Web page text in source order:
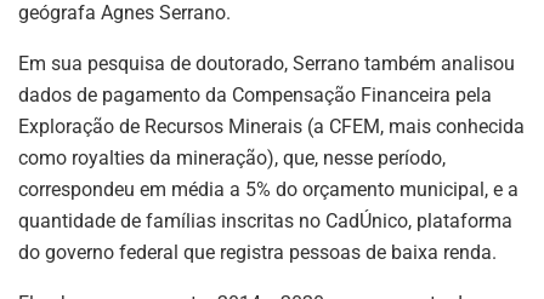
geógrafa Agnes Serrano.
Em sua pesquisa de doutorado, Serrano também analisou
dados de pagamento da Compensação Financeira pela
Exploração de Recursos Minerais (a CFEM, mais conhecida
como royalties da mineração), que, nesse período,
correspondeu em média a 5% do orçamento municipal, e a
quantidade de famílias inscritas no CadÚnico, plataforma
do governo federal que registra pessoas de baixa renda.